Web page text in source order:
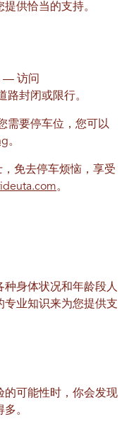
供恰当的支持。
— 访问
路封闭或限行。
需要停车位，您可以
。
免去停车烦恼，享受
。
身体状况和年龄段人
专业知识来为您提供支
的可能性时，你会发现
多。